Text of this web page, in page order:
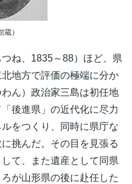
）
ね、1835～88）ほど、県
地方で評価の極端に分か
ん）政治家三島は初任地
後進県」の近代化に尽力
をつくり、同時に県庁な
挑んだ。その目を見張る
て、また遺産として同県
が山形県の後に赴任した